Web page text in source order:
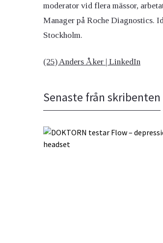
moderator vid flera mässor,
Manager på Roche Diagnostics.
Stockholm.
(25) Anders Åker | LinkedIn
Senaste från skribenten